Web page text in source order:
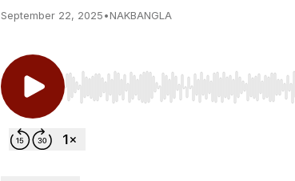
September 22, 2025•NAKBANGLA
Use Left/Right to seek, Home/End to